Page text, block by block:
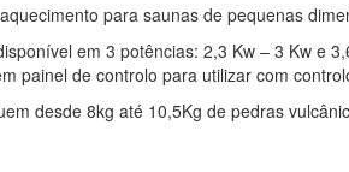
para saunas de pequenas
em 3 potências: 2,3 Kw – 3 Kw e
painel de controlo para utilizar com
desde 8kg até 10,5Kg de pedras